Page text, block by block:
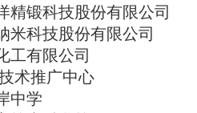
锻科技股份有限公司
科技股份有限公司
有限公司
术推广中心
中学